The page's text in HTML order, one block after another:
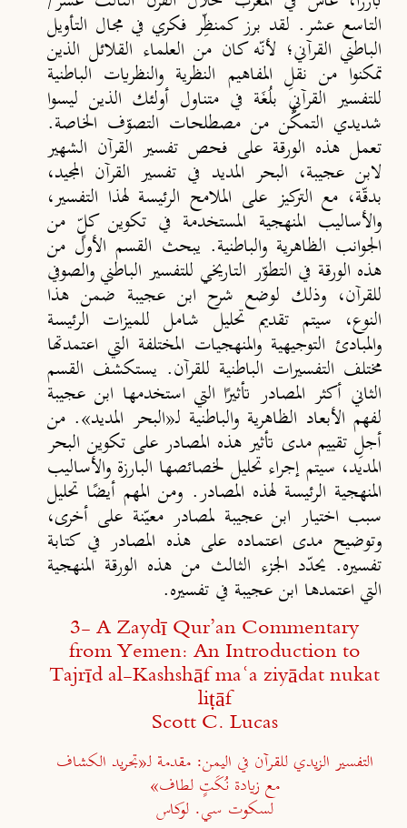
التاسع عشر. لقد برز كمنظِّر فكري في مجال التأويل
الباطني القرآني؛ لأنّه كان من العلماء القلائل الذين
تمكنوا من نقلِ المفاهيم النظرية والنظريات الباطنية
للتفسير القرآني بلُغَة في متناول أولئك الذين ليسوا
شديدي التمكُّن من مصطلحات التصوّف الخاصة.
تعمل هذه الورقة على فحص تفسير القرآن الشهير
لابن عجيبة، البحر المديد في تفسير القرآن المجيد،
بدقّة، مع التركيز على الملامح الرئيسة لهذا التفسير،
والأساليب المنهجية المستخدمة في تكوين كلٍّ من
الجوانب الظاهرية والباطنية. يبحث القسم الأول من
هذه الورقة في التطوّر التاريخي للتفسير الباطني والصوفي
للقرآن، وذلك لوضع شرح ابن عجيبة ضمن هذا
النوع، سيتم تقديم تحليل شامل للميزات الرئيسة
والمبادئ التوجيهية والمنهجيات المختلفة التي اعتمدتها
مختلف التفسيرات الباطنية للقرآن. يستكشف القسم
الثاني أكثر المصادر تأثيرًا التي استخدمها ابن عجيبة
لفهم الأبعاد الظاهرية والباطنية لـ«البحر المديد». من
أجلِ تقييم مدى تأثير هذه المصادر على تكوين البحر
المديد، سيتم إجراء تحليل لخصائصها البارزة والأساليب
المنهجية الرئيسة لهذه المصادر. ومن المهم أيضًا تحليل
سبب اختيار ابن عجيبة لمصادر معيّنة على أخرى،
وتوضيح مدى اعتماده على هذه المصادر في كتابة
تفسيره. يحدّد الجزء الثالث من هذه الورقة المنهجية
التي اعتمدها ابن عجيبة في تفسيره.
3- A Zaydī Qur’an Commentary
from Yemen: An Introduction to
Tajrīd al-Kashshāf maʿa ziyādat nukat
liṭāf
Scott C. Lucas
التفسير الزيدي للقرآن في اليمن: مقدمة لـ«تجريد الكشاف
مع زيادة نُكَتٍ لطاف»
لسكوت سي. لوكاس